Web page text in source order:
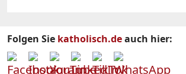
Folgen Sie katholisch.deauch hier: